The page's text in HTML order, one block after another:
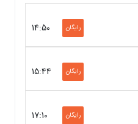
14:50 رایگان
15:44 رایگان
17:10 رایگان